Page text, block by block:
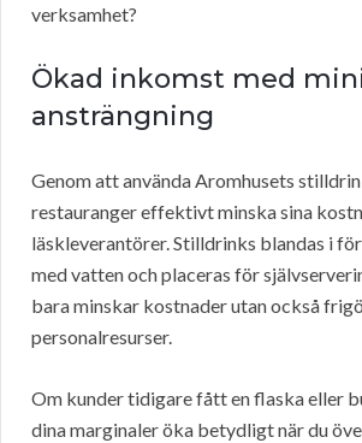
verksamhet?
Ökad inkomst med
ansträngning
Genom att använda Aromhusets
restauranger effektivt minska sina
läskleverantörer. Stilldrinks blandas i
med vatten och placeras för
bara minskar kostnader utan också
personalresurser.
Om kunder tidigare fått en flaska eller
dina marginaler öka betydligt när du